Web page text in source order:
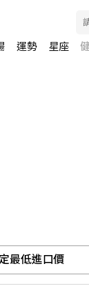
運勢 星座
業與供應鏈自主